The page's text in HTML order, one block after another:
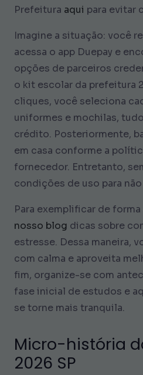
Prefeitura aqui para evitar
Imagine a situação: você
acessa o app Duepay e
opções de parceiros
o kit escolar da prefeitura
cliques, você seleciona
uniformes e mochilas,
crédito. Posteriormente,
em casa conforme a
fornecedor. Entretanto,
condições de uso para
Para exemplificar de
nosso blog dicas sobre
estresse. Dessa maneira,
com calma e aproveita
fim, organize-se com
fase inicial de estudos e
se torne mais tranquila.
Micro-história
2026 SP